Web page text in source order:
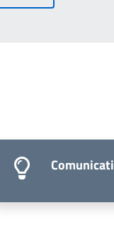
Comunicati